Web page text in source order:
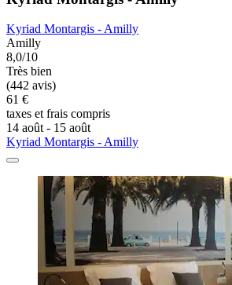
Kyriad Montargis - Amilly
Amilly
8,0/10
Très bien
(442 avis)
61 €
taxes et frais compris
14 août - 15 août
Kyriad Montargis - Amilly